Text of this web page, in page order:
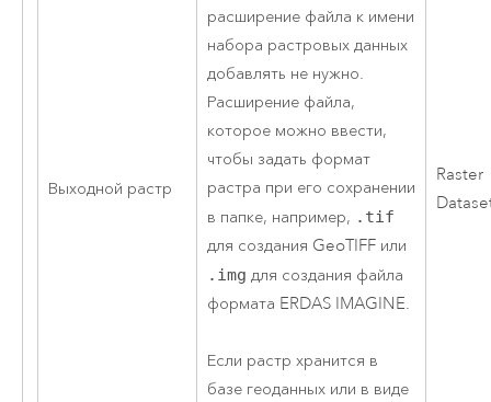
Выходной растр
расширение файла к имени
набора растровых данных
добавлять не нужно.
Расширение файла,
которое можно ввести,
чтобы задать формат
растра при его сохранении
в папке, например, .tif
для создания GeoTIFF или
.img для создания файла
формата ERDAS IMAGINE.
Если растр хранится в
базе геоданных или в виде
Raster